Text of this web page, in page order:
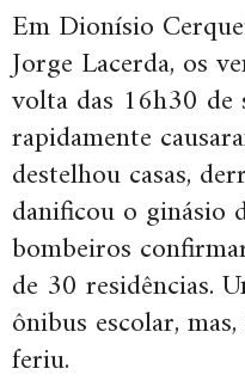
Em Dionísio
Jorge Lacerda, os
volta das 16h30 de
rapidamente
destelhou casas,
danificou o ginásio
bombeiros
de 30 residências.
ônibus escolar,
feriu.